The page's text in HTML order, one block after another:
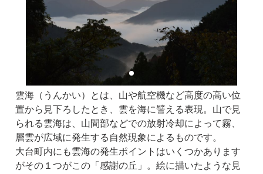
雲海（うんかい）とは、山や航空機など高度の高い位
置から見下ろしたとき、雲を海に譬える表現。山で見
られる雲海は、山間部などでの放射冷却によって霧、
層雲が広域に発生する自然現象によるものです。
大台町内にも雲海の発生ポイントはいくつかあります
がその１つがこの「感謝の丘」。絵に描いたような見